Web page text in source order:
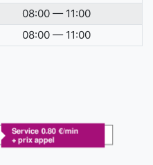
08:00 — 11:00
08:00 — 11:00